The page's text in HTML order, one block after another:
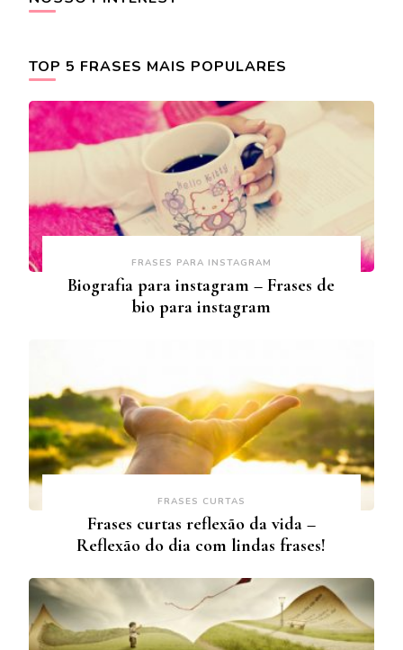
TOP 5 FRASES MAIS POPULARES
FRASES PARA INSTAGRAM
Biografia para instagram – Frases de
bio para instagram
FRASES CURTAS
Frases curtas reflexão da vida –
Reflexão do dia com lindas frases!